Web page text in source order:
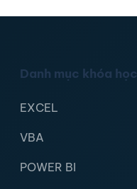
Danh mục khóa học
EXCEL
VBA
POWER BI